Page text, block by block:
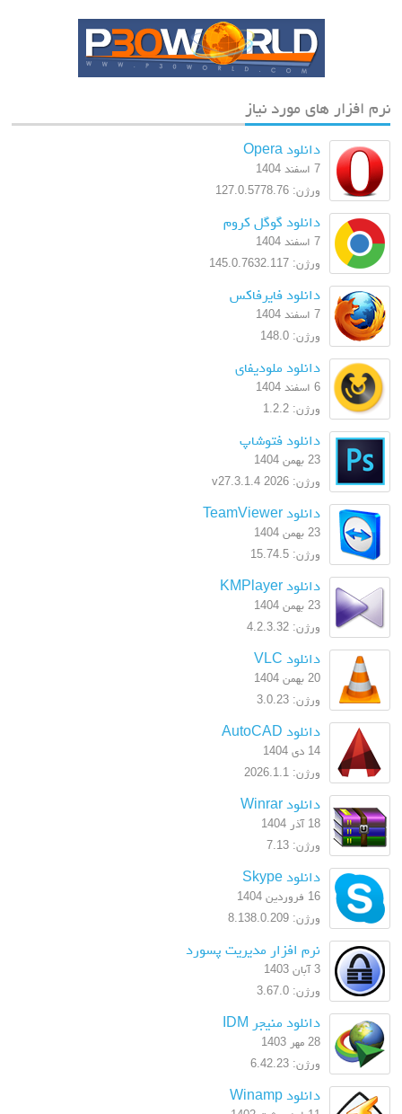
نرم افزار های مورد نیاز
دانلود Opera
7 اسفند 1404
ورژن: 127.0.5778.76
دانلود گوگل کروم
7 اسفند 1404
ورژن: 145.0.7632.117
دانلود فایرفاکس
7 اسفند 1404
ورژن: 148.0
دانلود ملودیفای
6 اسفند 1404
ورژن: 1.2.2
دانلود فتوشاپ
23 بهمن 1404
ورژن: 2026 v27.3.1.4
دانلود TeamViewer
23 بهمن 1404
ورژن: 15.74.5
دانلود KMPlayer
23 بهمن 1404
ورژن: 4.2.3.32
دانلود VLC
20 بهمن 1404
ورژن: 3.0.23
دانلود AutoCAD
14 دی 1404
ورژن: 2026.1.1
دانلود Winrar
18 آذر 1404
ورژن: 7.13
دانلود Skype
16 فروردین 1404
ورژن: 8.138.0.209
نرم افزار مدیریت پسورد
3 آبان 1403
ورژن: 3.67.0
دانلود منیجر IDM
28 مهر 1403
ورژن: 6.42.23
دانلود Winamp